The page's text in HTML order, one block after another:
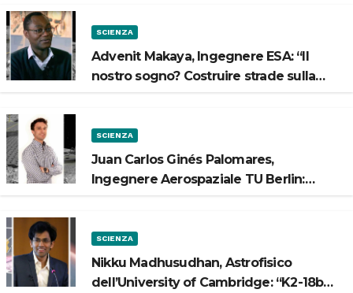
SCIENZA
Advenit Makaya, Ingegnere ESA: “Il
nostro sogno? Costruire strade sulla
SCIENZA
Juan Carlos Ginés Palomares,
Ingegnere Aerospaziale TU Berlin:
SCIENZA
Nikku Madhusudhan, Astrofisico
dell’University of Cambridge: “K2-18b